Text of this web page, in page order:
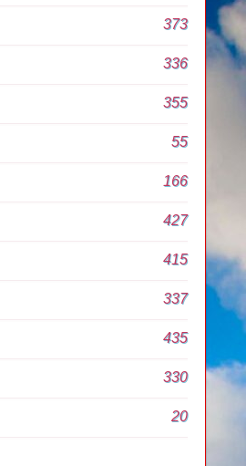
373
336
355
55
166
427
415
337
435
330
20